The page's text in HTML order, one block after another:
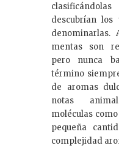
descubrían los
denominarlas.
mentas son
pero nunca
término
de aromas
notas
moléculas
pequeña
complejidad